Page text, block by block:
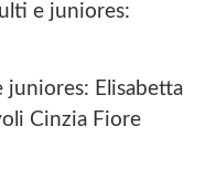
e juniores:
Elisabetta
Cinzia Fiore